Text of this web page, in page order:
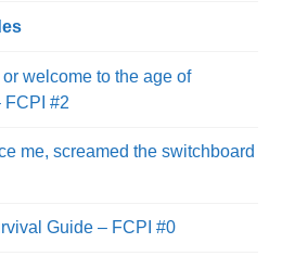
welcome to the age of
FCPI #2
me, screamed the switchboard
Guide – FCPI #0